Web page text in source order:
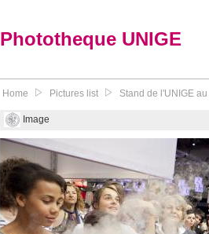
Phototheque UNIGE
Home Pictures list Stand de l'UNIGE
Image